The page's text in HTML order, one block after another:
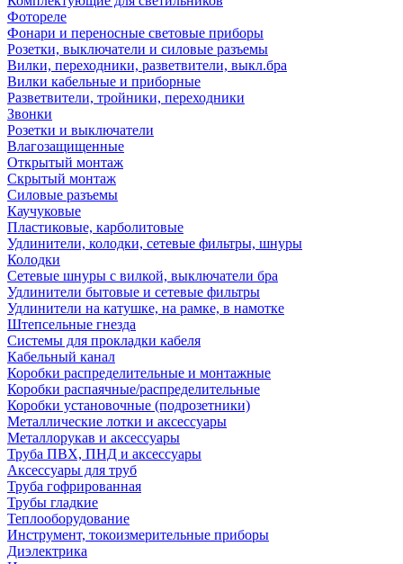
Фотореле
Фонари и переносные световые приборы
Розетки, выключатели и силовые разъемы
Вилки, переходники, разветвители, выкл.бра
Вилки кабельные и приборные
Разветвители, тройники, переходники
Звонки
Розетки и выключатели
Влагозащищенные
Открытый монтаж
Скрытый монтаж
Силовые разъемы
Каучуковые
Пластиковые, карболитовые
Удлинители, колодки, сетевые фильтры, шнуры
Колодки
Сетевые шнуры с вилкой, выключатели бра
Удлинители бытовые и сетевые фильтры
Удлинители на катушке, на рамке, в намотке
Штепсельные гнезда
Системы для прокладки кабеля
Кабельный канал
Коробки распределительные и монтажные
Коробки распаячные/распределительные
Коробки установочные (подрозетники)
Металлические лотки и аксессуары
Металлорукав и аксессуары
Труба ПВХ, ПНД и аксессуары
Аксессуары для труб
Труба гофрированная
Трубы гладкие
Теплооборудование
Инструмент, токоизмерительные приборы
Диэлектрика